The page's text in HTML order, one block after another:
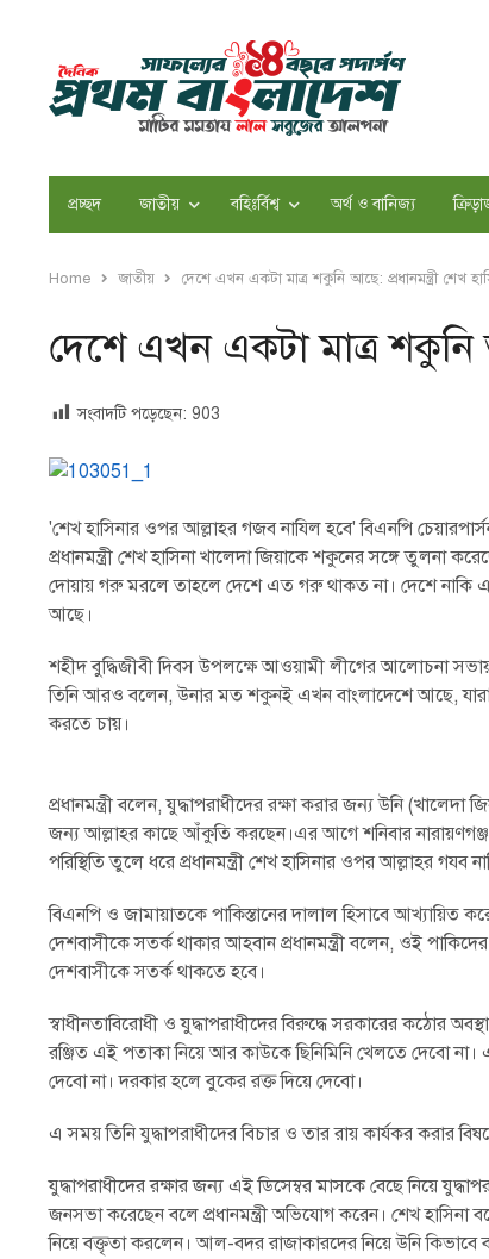
প্রচ্ছদ জাতীয় বহিঃর্বিশ্ব অর্থ ও বানিজ্য
Home জাতীয় দেশে এখন একটা মাত্র শকুনি আছে: প্রধানমন্ত্রী শেখ
দেশে এখন একটা মাত্র শকুনি
সংবাদটি পড়েছেন: 903
'শেখ হাসিনার ওপর আল্লাহর গজব নাযিল হবে' বিএনপি
প্রধানমন্ত্রী শেখ হাসিনা খালেদা জিয়াকে শকুনের সঙ্গে তুলনা
দোয়ায় গরু মরলে তাহলে দেশে এত গরু থাকত না। দেশে নাকি
আছে।
শহীদ বুদ্ধিজীবী দিবস উপলক্ষে আওয়ামী লীগের আলোচনা সভায়
তিনি আরও বলেন, উনার মত শকুনই এখন বাংলাদেশে আছে, যারা
করতে চায়।
প্রধানমন্ত্রী বলেন, যুদ্ধাপরাধীদের রক্ষা করার জন্য উনি
জন্য আল্লাহর কাছে আঁকুতি করছেন।এর আগে শনিবার
পরিস্থিতি তুলে ধরে প্রধানমন্ত্রী শেখ হাসিনার ওপর আল্লাহর গযব
বিএনপি ও জামায়াতকে পাকিস্তানের দালাল হিসাবে আখ্যায়িত
দেশবাসীকে সতর্ক থাকার আহবান প্রধানমন্ত্রী বলেন, ওই
দেশবাসীকে সতর্ক থাকতে হবে।
স্বাধীনতাবিরোধী ও যুদ্ধাপরাধীদের বিরুদ্ধে সরকারের কঠোর
রঞ্জিত এই পতাকা নিয়ে আর কাউকে ছিনিমিনি খেলতে দেবো
দেবো না। দরকার হলে বুকের রক্ত দিয়ে দেবো।
এ সময় তিনি যুদ্ধাপরাধীদের বিচার ও তার রায় কার্যকর করার
যুদ্ধাপরাধীদের রক্ষার জন্য এই ডিসেম্বর মাসকে বেছে নিয়ে
জনসভা করেছেন বলে প্রধানমন্ত্রী অভিযোগ করেন। শেখ হাসিনা
নিয়ে বক্তৃতা করলেন। আল-বদর রাজাকারদের নিয়ে উনি